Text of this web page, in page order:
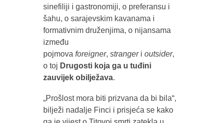
sinefiliji i gastronomiji, o preferansu i
šahu, o sarajevskim kavanama i
formativnim druženjima, o nijansama
između
pojmova foreigner, strangeri outsider,
o toj Drugosti koja ga u tuđini
zauvijek obilježava.
„Prošlost mora biti prizvana da bi bila“,
bilježi nadalje Finci i prisjeća se kako